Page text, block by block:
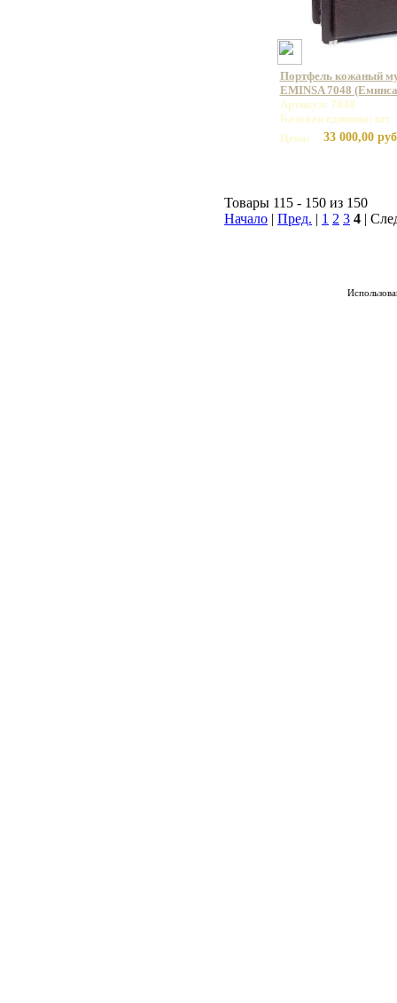
Портфель кожаный
EMINSA 7048
Артикул: 7048
Базовая единица: шт
Цена:
33 000,00
Товары 115 - 150 из 150
Начало
Пред. 1 2 3 4 |